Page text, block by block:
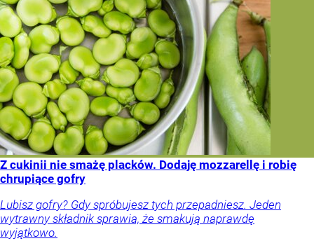
Z cukinii nie smażę placków. Dodaję mozzarellę i robię
chrupiące gofry
Lubisz gofry? Gdy spróbujesz tych przepadniesz. Jeden
wytrawny składnik sprawia, że smakują naprawdę
wyjątkowo.